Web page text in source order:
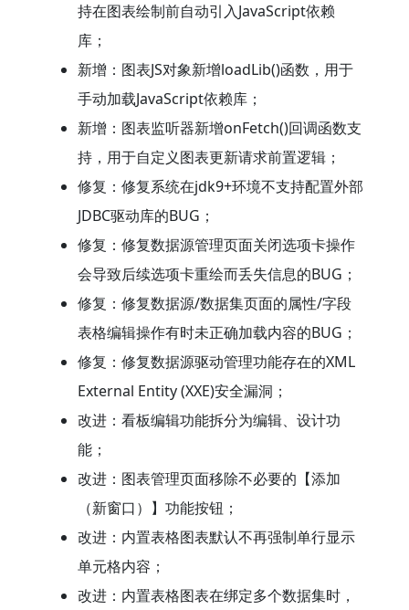
持在图表绘制前自动引入JavaScript依赖
库；
新增：图表JS对象新增loadLib()函数，用于
手动加载JavaScript依赖库；
新增：图表监听器新增onFetch()回调函数支
持，用于自定义图表更新请求前置逻辑；
修复：修复系统在jdk9+环境不支持配置外部
JDBC驱动库的BUG；
修复：修复数据源管理页面关闭选项卡操作
会导致后续选项卡重绘而丢失信息的BUG；
修复：修复数据源/数据集页面的属性/字段
表格编辑操作有时未正确加载内容的BUG；
修复：修复数据源驱动管理功能存在的XML
External Entity (XXE)安全漏洞；
改进：看板编辑功能拆分为编辑、设计功
能；
改进：图表管理页面移除不必要的【添加
（新窗口）】功能按钮；
改进：内置表格图表默认不再强制单行显示
单元格内容；
改进：内置表格图表在绑定多个数据集时，